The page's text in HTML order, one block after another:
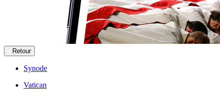
Retour
Synode
Vatican